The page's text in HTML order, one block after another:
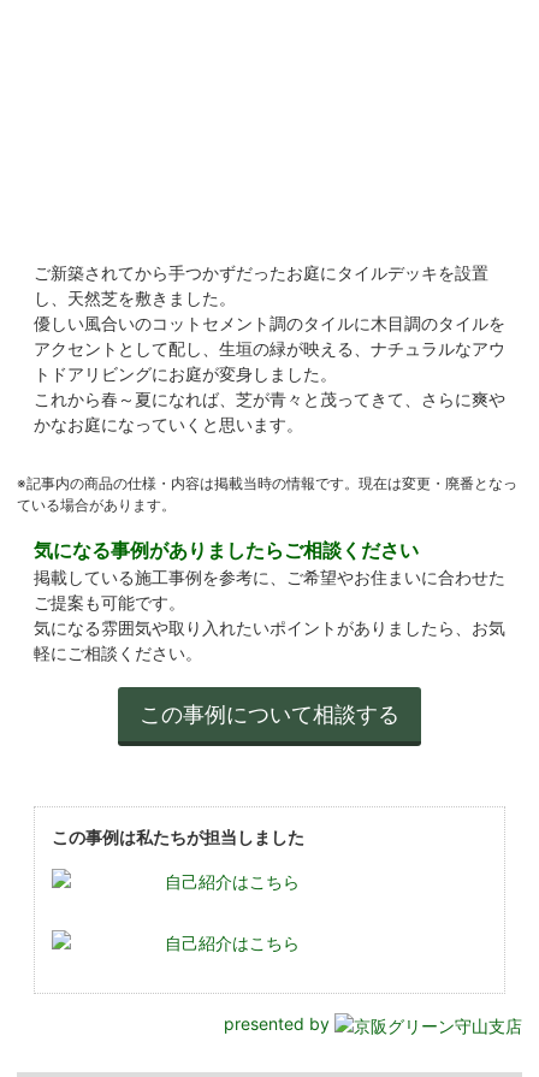
ご新築されてから手つかずだったお庭にタイルデッキを設置
し、天然芝を敷きました。
優しい風合いのコットセメント調のタイルに木目調のタイルを
アクセントとして配し、生垣の緑が映える、ナチュラルなアウ
トドアリビングにお庭が変身しました。
これから春～夏になれば、芝が青々と茂ってきて、さらに爽や
かなお庭になっていくと思います。
※記事内の商品の仕様・内容は掲載当時の情報です。現在は変更・廃番となっ
ている場合があります。
気になる事例がありましたらご相談ください
掲載している施工事例を参考に、ご希望やお住まいに合わせた
ご提案も可能です。
気になる雰囲気や取り入れたいポイントがありましたら、お気
軽にご相談ください。
この事例は私たちが担当しました
自己紹介はこちら
自己紹介はこちら
presented by